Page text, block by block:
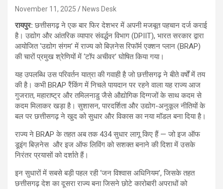
November 11, 2025 News Desk
रायपुर:छत्तीसगढ़ ने एक बार फिर देशभर में अपनी मजबूत पहचान दर्ज कराई
है। उद्योग और आंतरिक व्यापार संवर्द्धन विभाग (DPIIT), भारत सरकार द्वारा
आयोजित ‘उद्योग संगम’ में राज्य को बिज़नेस रिफॉर्म एक्शन प्लान (BRAP)
की चारों प्रमुख श्रेणियों में ‘टॉप अचीवर’ घोषित किया गया।
यह उपलब्धि उस परिवर्तन यात्रा की गवाही है जो छत्तीसगढ़ ने बीते वर्षों में तय
की है। कभी BRAP रैंकिंग में निचले पायदान पर रहने वाला यह राज्य आज
गुजरात, महाराष्ट्र और तमिलनाडु जैसे औद्योगिक दिग्गजों के साथ कदम से
कदम मिलाकर खड़ा है। सुशासन, पारदर्शिता और उद्योग-अनुकूल नीतियों के
बल पर छत्तीसगढ़ ने खुद को सुधार और विकास का नया मॉडल बना दिया है।
राज्य ने BRAP के तहत अब तक 434 सुधार लागू किए हैं — जो इज ऑफ
डूइंग बिज़नेस और इज ऑफ लिविंग को सशक्त बनाने की दिशा में उसके
निरंतर प्रयासों को दर्शाते हैं।
इन सुधारों में सबसे बड़ी पहल रही ‘जन विश्वास अधिनियम’, जिसके तहत
छत्तीसगढ़ देश का दूसरा राज्य बना जिसने छोटे कारोबारी अपराधों को